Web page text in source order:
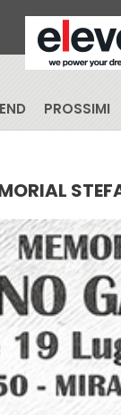
PROSSIMI